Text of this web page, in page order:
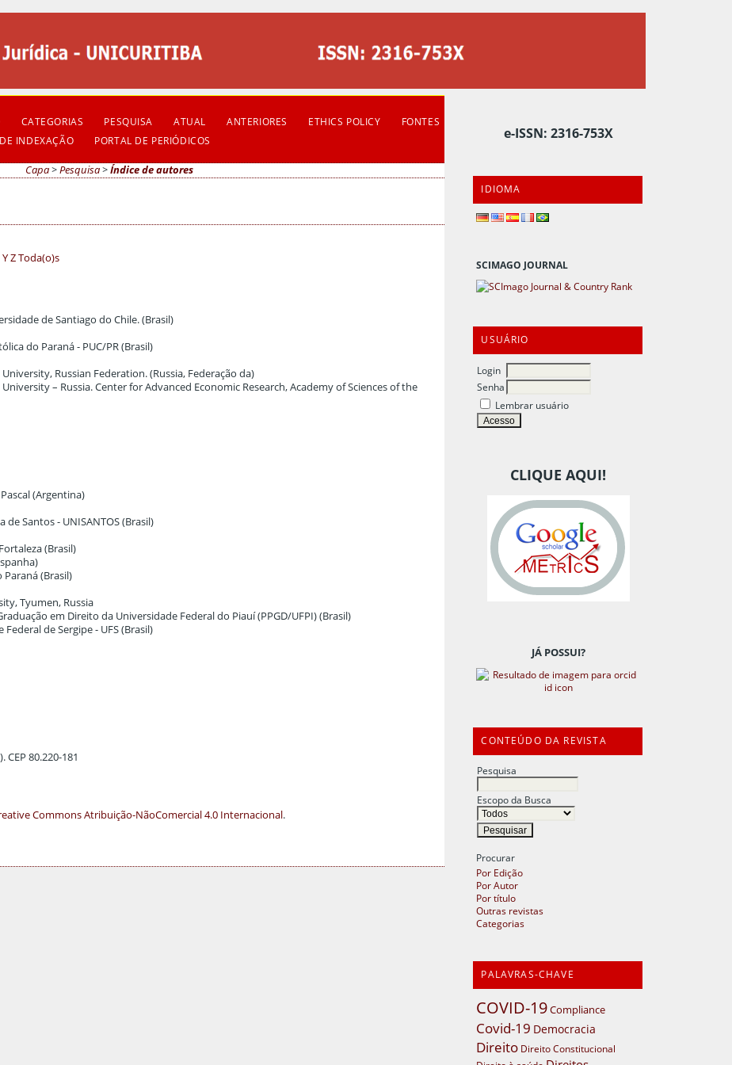
e-ISSN: 2316-753X
IDIOMA
SCIMAGO JOURNAL
USUÁRIO
Login
Senha
Lembrar usuário
CLIQUE AQUI!
JÁ POSSUI?
CONTEÚDO DA REVISTA
Pesquisa
Escopo da Busca
Procurar
Por Edição
Por Autor
Por título
Outras revistas
Categorias
PALAVRAS-CHAVE
COVID-19Compliance
Covid-19 Democracia
Direito Direito Constitucional
CATEGORIAS PESQUISA ATUAL ANTERIORES ETHICS POLICY
FONTES
DE INDEXAÇÃO
PORTAL DE PERIÓDICOS
Capa>Pesquisa>Índice de autores
YZToda(o)s
de Santiago do Chile. (Brasil)
do Paraná - PUC/PR (Brasil)
Russian Federation. (Russia, Federação da)
– Russia. Center for Advanced Economic Research, Academy of Sciences of the
(Argentina)
de Santos - UNISANTOS (Brasil)
(Brasil)
(Brasil)
Tyumen, Russia
em Direito da Universidade Federal do Piauí (PPGD/UFPI) (Brasil)
Federal de Sergipe - UFS (Brasil)
CEP 80.220-181
Commons Atribuição-NãoComercial 4.0 Internacional.